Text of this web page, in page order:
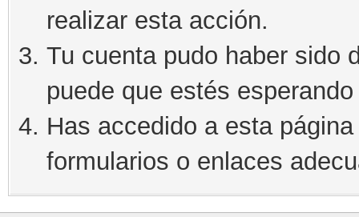
realizar esta acción.
Tu cuenta pudo haber sido
puede que estés
Has accedido a esta
formularios o enlaces